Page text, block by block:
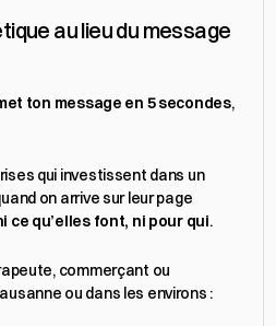
au lieu du message
ton message en 5 secondes,
qui investissent dans un
on arrive sur leur page
ce qu’elles font, ni pour qui.
commerçant ou
ou dans les environs :